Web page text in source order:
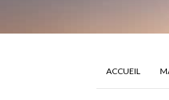
ACCUEIL